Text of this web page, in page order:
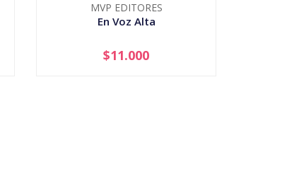
MVP EDITORES
En Voz Alta
+
$11.000